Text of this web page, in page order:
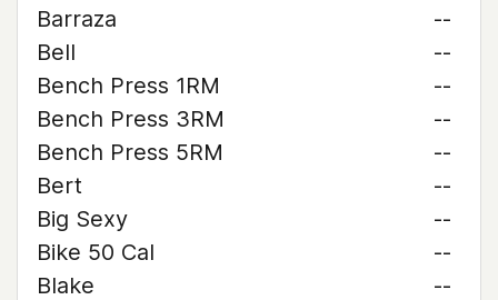
Barraza
--
Bell
--
Bench Press 1RM
--
Bench Press 3RM
--
Bench Press 5RM
--
Bert
--
Big Sexy
--
Bike 50 Cal
--
Blake
--